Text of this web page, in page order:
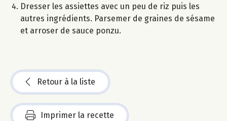
Dresser les assiettes avec un peu de riz puis les
autres ingrédients. Parsemer de graines de sésame
et arroser de sauce ponzu.
Retour à la liste
Imprimer la recette